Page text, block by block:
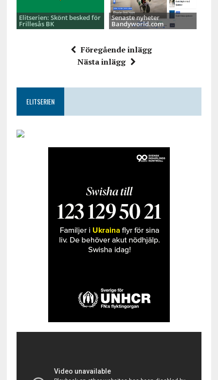
Elitserien: Skönt besked för
Frillesås BK
Senaste nyheter
Bandyworld.com
Föregående inlägg
Nästa inlägg
ELITSERIEN